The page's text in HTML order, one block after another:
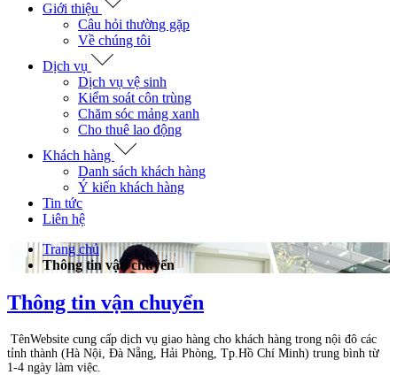
Giới thiệu
Câu hỏi thường gặp
Về chúng tôi
Dịch vụ
Dịch vụ vệ sinh
Kiểm soát côn trùng
Chăm sóc mảng xanh
Cho thuê lao động
Khách hàng
Danh sách khách hàng
Ý kiến khách hàng
Tin tức
Liên hệ
Trang chủ
Thông tin vận chuyển
Thông tin vận chuyển
TênWebsite cung cấp dịch vụ giao hàng cho khách hàng trong nội đô các
tỉnh thành (Hà Nội, Đà Nẵng, Hải Phòng, Tp.Hồ Chí Minh) trung bình từ
1-4 ngày làm việc.